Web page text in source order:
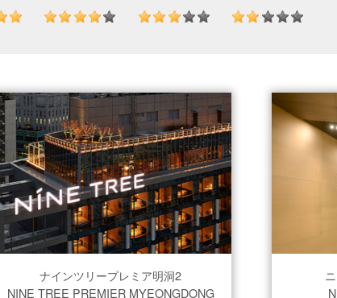
ナインツリープレミア明洞2
NINE TREE PREMIER MYEONGDONG